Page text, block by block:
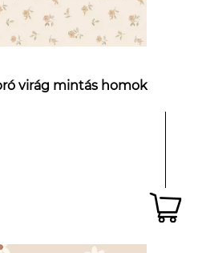
virág mintás homok